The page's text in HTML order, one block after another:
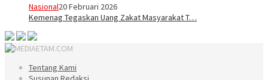
Nasional20 Februari 2026
Kemenag Tegaskan Uang Zakat Masyarakat T…
Tentang Kami